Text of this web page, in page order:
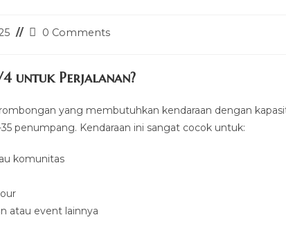
Post0 Comments
4 untuk Perjalanan?
yang membutuhkan kendaraan dengan
penumpang. Kendaraan ini sangat cocok untuk:
komunitas
atau event lainnya